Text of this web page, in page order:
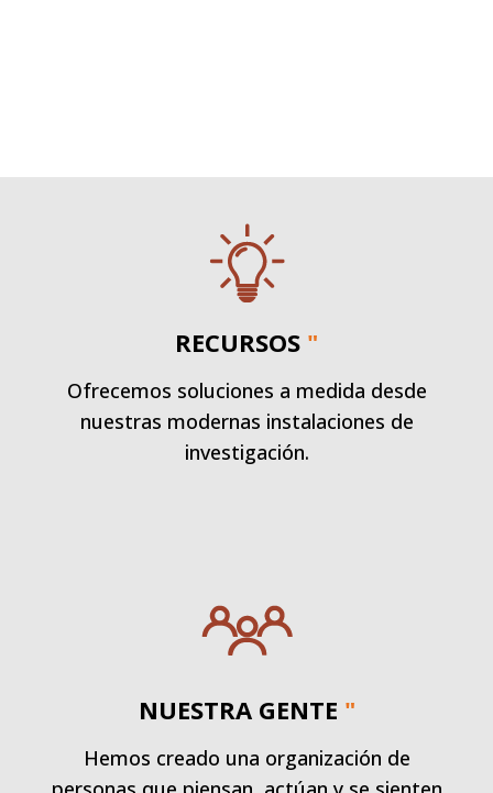
RECURSOS "
Ofrecemos soluciones a medida desde
nuestras modernas instalaciones de
investigación.
NUESTRA GENTE "
Hemos creado una organización de